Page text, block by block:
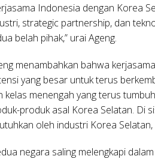
Indonesia dengan Korea
strategic partnership, dan
belah pihak,” urai Ageng.
menambahkan bahwa
yang besar untuk terus
kelas menengah yang terus
produk asal Korea Selatan. Di
oleh industri Korea
negara saling melengkapi